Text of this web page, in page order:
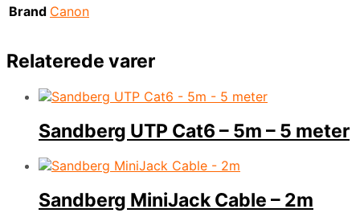
Brand Canon
Relaterede varer
Sandberg UTP Cat6 – 5m – 5 meter
Sandberg MiniJack Cable – 2m